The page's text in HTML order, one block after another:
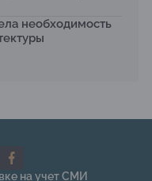
шесть
озер после
необходимость
на учет СМИ